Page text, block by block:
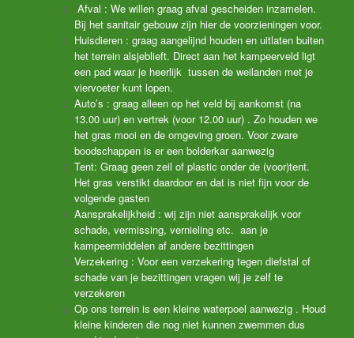
Afval : We willen graag afval gescheiden inzamelen.
Bij het sanitair gebouw zijn hier de voorzieningen voor.
Huisdieren : graag aangelijnd houden en uitlaten buiten
het terrein alsjeblieft. Direct aan het kampeerveld ligt
een pad waar je heerlijk tussen de weilanden met je
viervoeter kunt lopen.
Auto’s : graag alleen op het veld bij aankomst (na
13.00 uur) en vertrek (voor 12.00 uur) . Zo houden we
het gras mooi en de omgeving groen. Voor zware
boodschappen is er een bolderkar aanwezig
Tent: Graag geen zeil of plastic onder de (voor)tent.
Het gras verstikt daardoor en dat is niet fijn voor de
volgende gasten
Aansprakelijkheid : wij zijn niet aansprakelijk voor
schade, vermissing, vernieling etc. aan je
kampeermiddelen af andere bezittingen
Verzekering : Voor een verzekering tegen diefstal of
schade van je bezittingen vragen wij je zelf te
verzekeren
Op ons terrein is een kleine waterpoel aanwezig . Houd
kleine kinderen die nog niet kunnen zwemmen dus